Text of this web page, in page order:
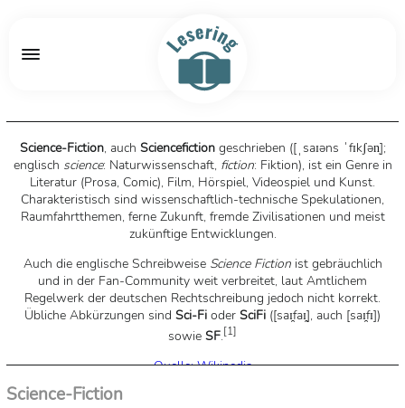
Science-Fiction, auch Sciencefictiongeschrieben ([ˌsaɪəns ˈfɪkʃən̩];
englisch science: Naturwissenschaft, fiction: Fiktion), ist ein Genre in
Literatur (Prosa, Comic), Film, Hörspiel, Videospiel und Kunst.
Charakteristisch sind wissenschaftlich-technische Spekulationen,
Raumfahrtthemen, ferne Zukunft, fremde Zivilisationen und meist
zukünftige Entwicklungen.
Auch die englische Schreibweise Science Fictionist gebräuchlich
und in der Fan-Community weit verbreitet, laut Amtlichem
Regelwerk der deutschen Rechtschreibung jedoch nicht korrekt.
Übliche Abkürzungen sind Sci-Fi oder SciFi ([saɪ̯faɪ̯], auch [saɪ̯fɪ])
sowie SF.[1]
Quelle: Wikipedia
Science-Fiction